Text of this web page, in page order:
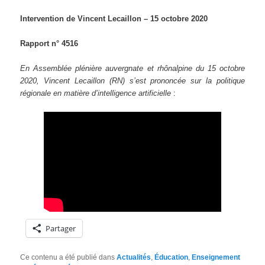
Intervention de Vincent Lecaillon – 15 octobre 2020
Rapport n° 4516
En Assemblée plénière auvergnate et rhônalpine du 15 octobre
2020, Vincent Lecaillon (RN) s’est prononcée sur la politique
régionale en matière d’intelligence artificielle :
Partager
Ce contenu a été publié dansActualités, Éducation, Enseignement